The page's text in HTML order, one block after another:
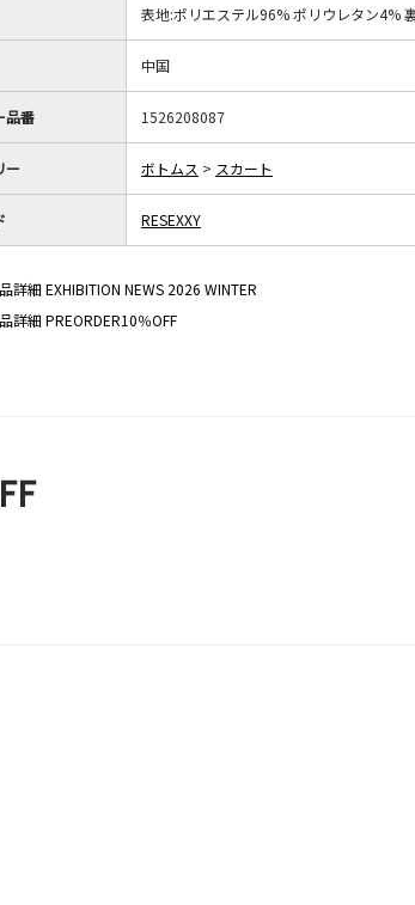
表地:ポリエステル96% ポリウレタン4%
中国
品番 1526208087
ー ボトムス > スカート
RESEXXY